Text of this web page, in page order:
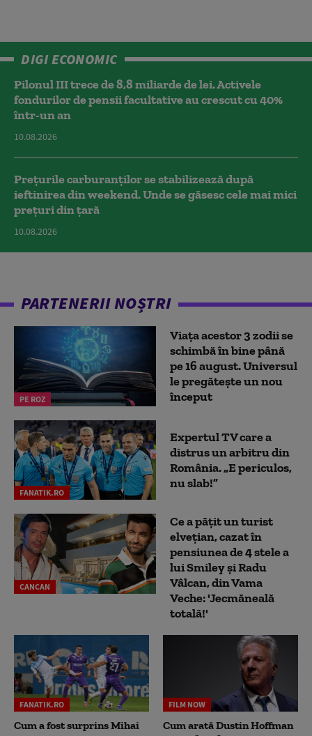
DIGI ECONOMIC
Pilonul III trece de 8,8 miliarde de lei. Activele
fondurilor de pensii facultative au crescut cu 40%
într-un an
10.08.2026
Prețurile carburanților se stabilizează după
ieftinirea din weekend. Unde se găsesc cele mai mici
prețuri din țară
10.08.2026
PARTENERII NOȘTRI
PE ROZ
Viața acestor 3 zodii se
schimbă în bine până
pe 16 august. Universul
le pregătește un nou
început
FANATIK.RO
Expertul TV care a
distrus un arbitru din
România. „E periculos,
nu slab!”
CANCAN
Ce a pățit un turist
elvețian, cazat în
pensiunea de 4 stele a
lui Smiley și Radu
Vâlcan, din Vama
Veche: 'Jecmăneală
totală!'
FANATIK.RO
Cum a fost surprins Mihai
FILM NOW
Cum arată Dustin Hoffman